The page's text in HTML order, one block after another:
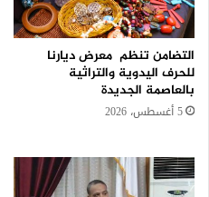
التضامن تنظم معرض ديارنا
للحرف اليدوية والتراثية
بالعاصمة الجديدة
5 أغسطس، 2026